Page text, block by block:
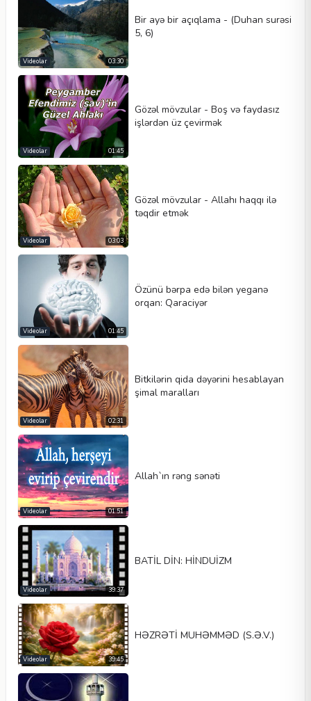
03:30
Videolar
Bir ayə bir açıqlama - (Duhan surəsi
5, 6)
01:45
Videolar
Gözəl mövzular - Boş və faydasız
işlərdən üz çevirmək
03:03
Videolar
Gözəl mövzular - Allahı haqqı ilə
təqdir etmək
01:45
Videolar
Özünü bərpa edə bilən yeganə
orqan: Qaraciyər
02:31
Videolar
Bitkilərin qida dəyərini hesablayan
şimal maralları
01:51
Videolar
Allah`ın rəng sənəti
39:37
Videolar
BATİL DİN: HİNDUİZM
39:45
Videolar
HƏZRƏTİ MUHƏMMƏD (S.Ə.V.)